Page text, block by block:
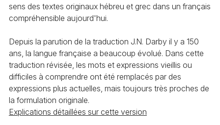
sens des textes originaux hébreu et grec dans un français
compréhensible aujourd'hui.
Depuis la parution de la traduction J.N. Darby il y a 150
ans, la langue française a beaucoup évolué. Dans cette
traduction révisée, les mots et expressions vieillis ou
difficiles à comprendre ont été remplacés par des
expressions plus actuelles, mais toujours très proches de
la formulation originale.
Explications détaillées sur cette version